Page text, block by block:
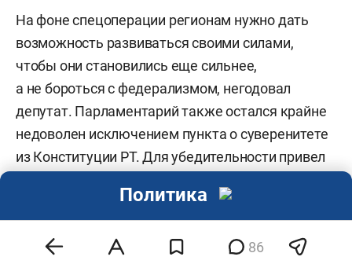
На фоне спецоперации регионам нужно дать
возможность развиваться своими силами,
чтобы они становились еще сильнее,
а не бороться с федерализмом, негодовал
депутат. Парламентарий также остался крайне
недоволен исключением пункта о суверенитете
из Конституции РТ. Для убедительности привел
но особо не отступает от слов Мухаметшина, так
и Конституция РТ может не выходить за рамки
Конституции РФ.
86
Политика